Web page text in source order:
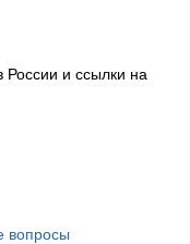
и ссылки на
вопросы